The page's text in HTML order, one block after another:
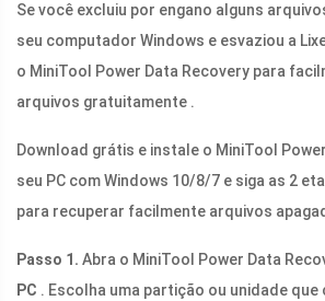
Se você excluiu por engano alguns
seu computador Windows e esvaziou a
o MiniTool Power Data Recovery para
arquivos gratuitamente .
Download grátis e instale o MiniTool
seu PC com Windows 10/8/7 e siga as 2
para recuperar facilmente arquivos
Passo 1. Abra o MiniTool Power Data
PC . Escolha uma partição ou unidade que